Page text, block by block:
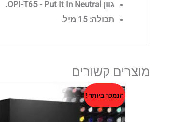
גוון OPI-T65 - Put It In Neutral.
תכולה: 15 מיל.
מוצרים קשורים
הנמכר ביותר !